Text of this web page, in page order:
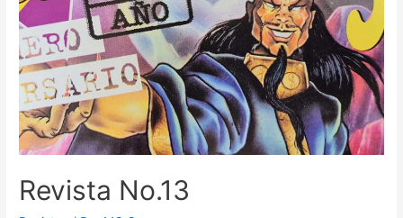
Revista No.13